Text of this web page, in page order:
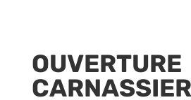
OUVERTURE